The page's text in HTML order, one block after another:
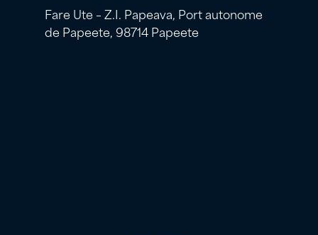
Fare Ute – Z.I. Papeava, Port autonome
de Papeete, 98714 Papeete